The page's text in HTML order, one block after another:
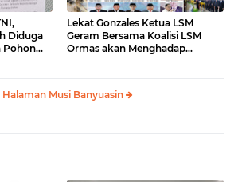
Diduga
Pohon
Lekat Gonzales Ketua LSM
Geram Bersama Koalisi LSM
Ormas akan Menghadap
Halaman Musi Banyuasin